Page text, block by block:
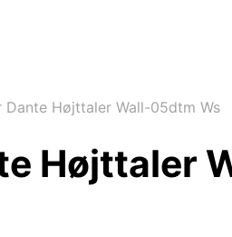
Dante Højttaler Wall-05dtm Ws
Højttaler